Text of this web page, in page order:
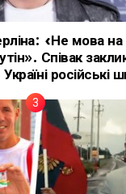
«Не мова на
Співак
російські